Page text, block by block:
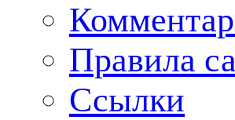
Правила
Ссылки